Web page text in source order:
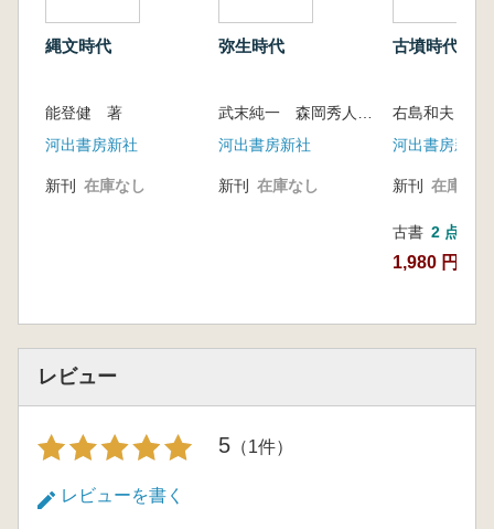
縄文時代
能登健 著
河出書房新社
新刊 在庫なし
弥生時代
武末純一 森岡秀人 設楽博己 著
河出書房新社
新刊 在庫なし
古墳時代
右島和夫 千
河出書房新社
新刊 在庫なし
古書 2 点
1,980 円~
レビュー
5 （1件）
レビューを書く